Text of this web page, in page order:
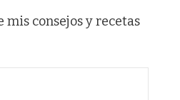
mis consejos y recetas